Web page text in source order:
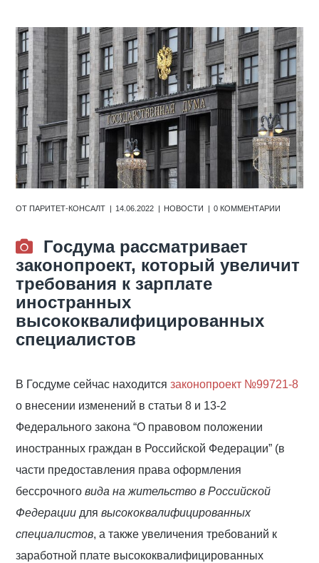
ОТ ПАРИТЕТ-КОНСАЛТ 14.06.2022 НОВОСТИ 0 КОММЕНТАРИИ
Госдума рассматривает
законопроект, который увеличит
требования к зарплате
иностранных
высококвалифицированных
специалистов
В Госдуме сейчас находитсязаконопроект №99721-8
о внесении изменений в статьи 8 и 13-2
Федерального закона “О правовом положении
иностранных граждан в Российской Федерации” (в
части предоставления права оформления
бессрочноговида на жительство в Российской
Федерации длявысококвалифицированных
специалистов, а также увеличения требований к
заработной плате высококвалифицированных